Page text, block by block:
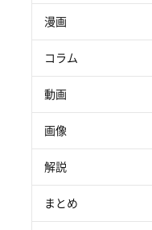
漫画
コラム
動画
画像
解説
まとめ